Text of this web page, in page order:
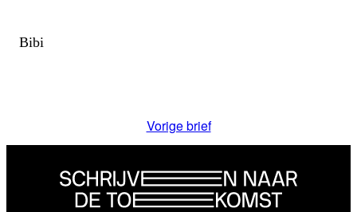
Bibi
Vorige brief